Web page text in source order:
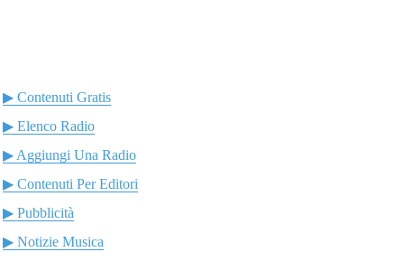
▶ Contenuti Gratis
▶ Elenco Radio
▶ Aggiungi Una Radio
▶ Contenuti Per Editori
▶ Pubblicità
▶ Notizie Musica